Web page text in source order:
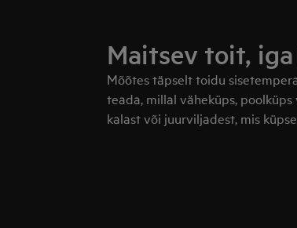
Maitsev toit,
Mõõtes täpselt toidu
teada, millal väheküps,
kalast või juurviljadest, mis